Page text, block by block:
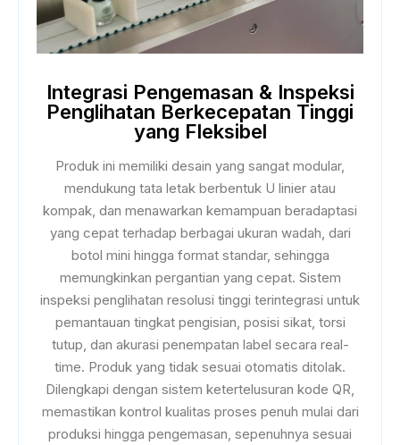
Integrasi Pengemasan & Inspeksi
Penglihatan Berkecepatan Tinggi
yang Fleksibel
Produk ini memiliki desain yang sangat modular,
mendukung tata letak berbentuk U linier atau
kompak, dan menawarkan kemampuan beradaptasi
yang cepat terhadap berbagai ukuran wadah, dari
botol mini hingga format standar, sehingga
memungkinkan pergantian yang cepat. Sistem
inspeksi penglihatan resolusi tinggi terintegrasi untuk
pemantauan tingkat pengisian, posisi sikat, torsi
tutup, dan akurasi penempatan label secara real-
time. Produk yang tidak sesuai otomatis ditolak.
Dilengkapi dengan sistem ketertelusuran kode QR,
memastikan kontrol kualitas proses penuh mulai dari
produksi hingga pengemasan, sepenuhnya sesuai